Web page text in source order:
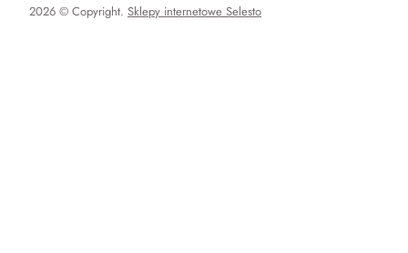
2026 © Copyright. Sklepy internetowe Selesto